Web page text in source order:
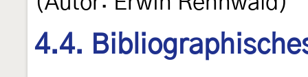
4.4.